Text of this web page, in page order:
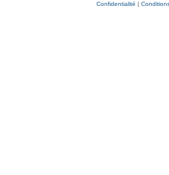
Confidentialité |